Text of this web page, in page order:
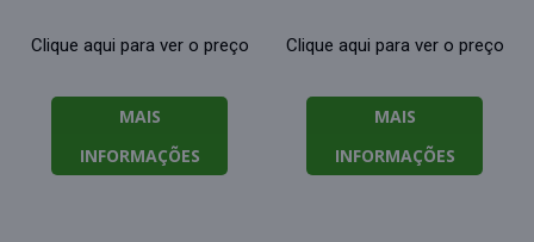
Clique aqui para ver o preço
MAIS
INFORMAÇÕES
Clique aqui para ver o preço
MAIS
INFORMAÇÕES